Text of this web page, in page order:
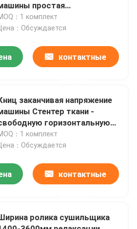
жары
простая
входа рельса
6м
：1 комплект
Цена：Обсуждается
контактные
заканчивая напряжение
Стентер ткани -
горизонтальную
：1 комплект
Цена：Обсуждается
контактные
ролика сушильщика